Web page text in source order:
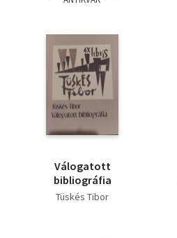
Válogatott
bibliográfia
Tüskés Tibor